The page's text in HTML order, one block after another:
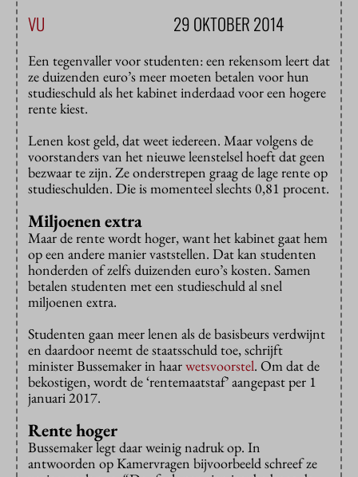
VU 29 OKTOBER 2014
Een tegenvaller voor studenten: een rekensom leert dat
ze duizenden euro’s meer moeten betalen voor hun
studieschuld als het kabinet inderdaad voor een hogere
rente kiest.
Lenen kost geld, dat weet iedereen. Maar volgens de
voorstanders van het nieuwe leenstelsel hoeft dat geen
bezwaar te zijn. Ze onderstrepen graag de lage rente op
studieschulden. Die is momenteel slechts 0,81 procent.
Miljoenen extra
Maar de rente wordt hoger, want het kabinet gaat hem
op een andere manier vaststellen. Dat kan studenten
honderden of zelfs duizenden euro’s kosten. Samen
betalen studenten met een studieschuld al snel
miljoenen extra.
Studenten gaan meer lenen als de basisbeurs verdwijnt
en daardoor neemt de staatsschuld toe, schrijft
minister Bussemaker in haarwetsvoorstel. Om dat de
bekostigen, wordt de ‘rentemaatstaf’ aangepast per 1
januari 2017.
Rente hoger
Bussemaker legt daar weinig nadruk op. In
antwoorden op Kamervragen bijvoorbeeld schreef ze